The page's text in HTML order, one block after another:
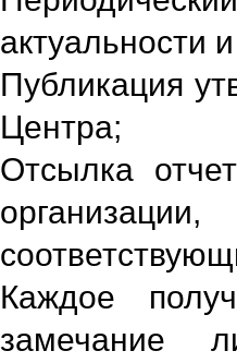
актуальности
Публикация
Центра;
Отсылка
Каждое
замечание